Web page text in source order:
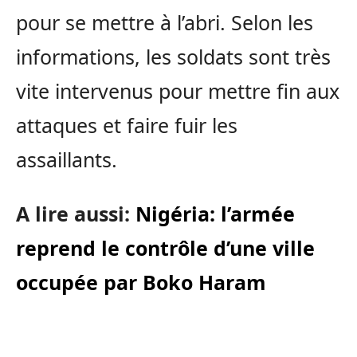
pour se mettre à l’abri. Selon les
informations, les soldats sont très
vite intervenus pour mettre fin aux
attaques et faire fuir les
assaillants.
A lire aussi: Nigéria: l’armée
reprend le contrôle d’une ville
occupée par Boko Haram